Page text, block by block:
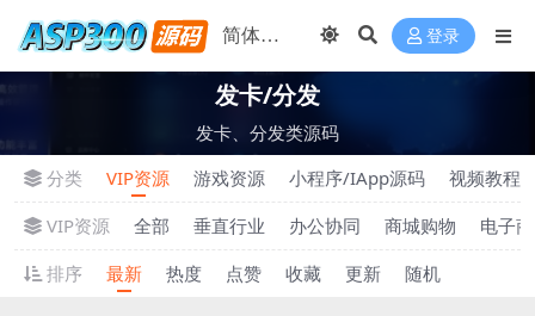
登录
发卡/分发
发卡、分发类源码
分类
VIP资源 游戏资源 小程序/IApp源码
视频教程
VIP资源
全部 垂直行业 办公协同 商城购物
电子
排序
最新 热度 点赞 收藏 更新 随机